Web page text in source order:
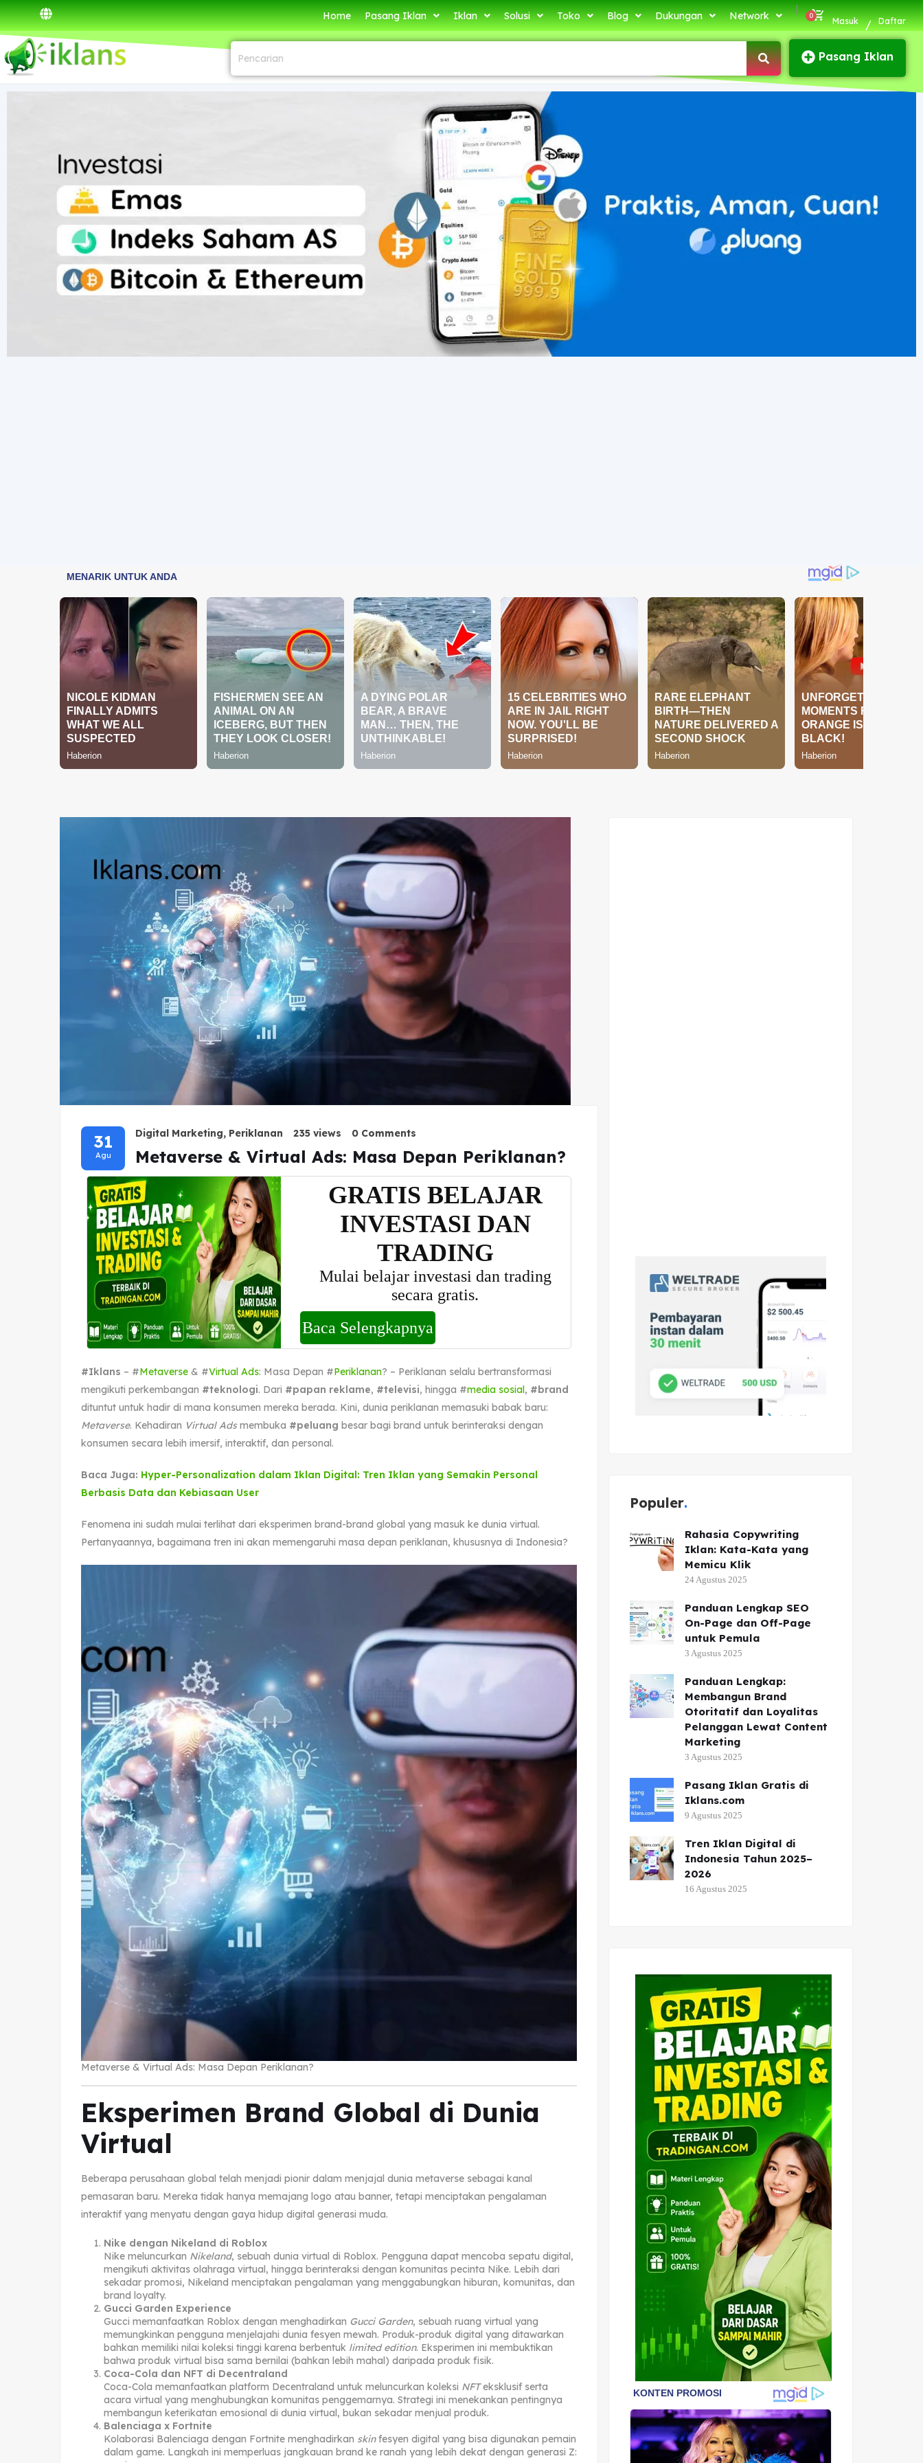
Home Pasang Iklan Iklan Solusi Toko Blog Dukungan Network
|
Masuk / Daftar
Pasang Iklan
31
Agu
Digital Marketing, Periklanan 235 views 0 Comments
Metaverse & Virtual Ads: Masa Depan Periklanan?
#Iklans – #Metaverse & #Virtual Ads: Masa Depan #Periklanan? – Periklanan selalu bertransformasi
mengikuti perkembangan #teknologi. Dari #papan reklame, #televisi, hingga #media sosial, #brand
dituntut untuk hadir di mana konsumen mereka berada. Kini, dunia periklanan memasuki babak baru:
Metaverse. Kehadiran Virtual Adsmembuka #peluang besar bagi brand untuk berinteraksi dengan
konsumen secara lebih imersif, interaktif, dan personal.
Baca Juga: Hyper-Personalization dalam Iklan Digital: Tren Iklan yang Semakin Personal
Berbasis Data dan Kebiasaan User
Fenomena ini sudah mulai terlihat dari eksperimen brand-brand global yang masuk ke dunia virtual.
Pertanyaannya, bagaimana tren ini akan memengaruhi masa depan periklanan, khususnya di Indonesia?
Metaverse & Virtual Ads: Masa Depan Periklanan?
Eksperimen Brand Global di Dunia
Virtual
Beberapa perusahaan global telah menjadi pionir dalam menjajal dunia metaverse sebagai kanal
pemasaran baru. Mereka tidak hanya memajang logo atau banner, tetapi menciptakan pengalaman
interaktif yang menyatu dengan gaya hidup digital generasi muda.
Nike dengan Nikeland di Roblox
Nike meluncurkan Nikeland, sebuah dunia virtual di Roblox. Pengguna dapat mencoba sepatu digital,
mengikuti aktivitas olahraga virtual, hingga berinteraksi dengan komunitas pecinta Nike. Lebih dari
sekadar promosi, Nikeland menciptakan pengalaman yang menggabungkan hiburan, komunitas, dan
brand loyalty.
Gucci Garden Experience
Gucci memanfaatkan Roblox dengan menghadirkan Gucci Garden, sebuah ruang virtual yang
memungkinkan pengguna menjelajahi dunia fesyen mewah. Produk-produk digital yang ditawarkan
bahkan memiliki nilai koleksi tinggi karena berbentuk limited edition. Eksperimen ini membuktikan
bahwa produk virtual bisa sama bernilai (bahkan lebih mahal) daripada produk fisik.
Coca-Cola dan NFT di Decentraland
Coca-Cola memanfaatkan platform Decentraland untuk meluncurkan koleksi NFTeksklusif serta
acara virtual yang menghubungkan komunitas penggemarnya. Strategi ini menekankan pentingnya
membangun keterikatan emosional di dunia virtual, bukan sekadar menjual produk.
Balenciaga x Fortnite
Kolaborasi Balenciaga dengan Fortnite menghadirkan skinfesyen digital yang bisa digunakan pemain
dalam game. Langkah ini memperluas jangkauan brand ke ranah yang lebih dekat dengan generasi Z:
Populer
Rahasia Copywriting
Iklan: Kata-Kata yang
Memicu Klik
24 Agustus 2025
Panduan Lengkap SEO
On-Page dan Off-Page
untuk Pemula
3 Agustus 2025
Panduan Lengkap:
Membangun Brand
Otoritatif dan Loyalitas
Pelanggan Lewat Content
Marketing
3 Agustus 2025
Pasang Iklan Gratis di
Iklans.com
9 Agustus 2025
Tren Iklan Digital di
Indonesia Tahun 2025–
2026
16 Agustus 2025